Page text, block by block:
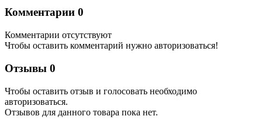
Комментарии 0
Комментарии отсутствуют
Чтобы оставить комментарий нужно авторизоваться!
Отзывы 0
Чтобы оcтавить отзыв и голосовать необходимо
авторизоваться.
Отзывов для данного товара пока нет.